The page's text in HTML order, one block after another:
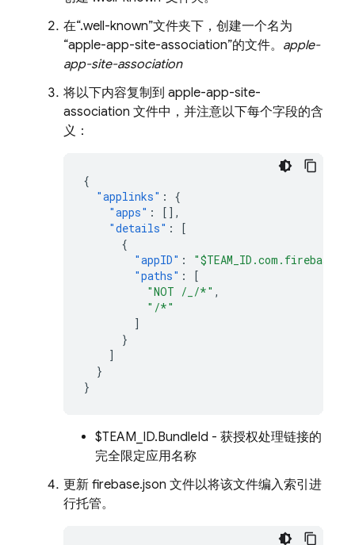
在“.well-known”文件夹下，创建一个名为
“apple-app-site-association”的文件。 apple-
app-site-association
将以下内容复制到 apple-app-site-
association 文件中，并注意以下每个字段的含
义：
{
"applinks" :
{
"apps" :
[],
"details" :
[
{
"appID" :
"paths" :
[
"NOT /_/*" ,
"/*"
]
}
]
}
}
$TEAM_ID.BundleId - 获授权处理链接的
完全限定应用名称
更新 firebase.json 文件以将该文件编入索引进
行托管。